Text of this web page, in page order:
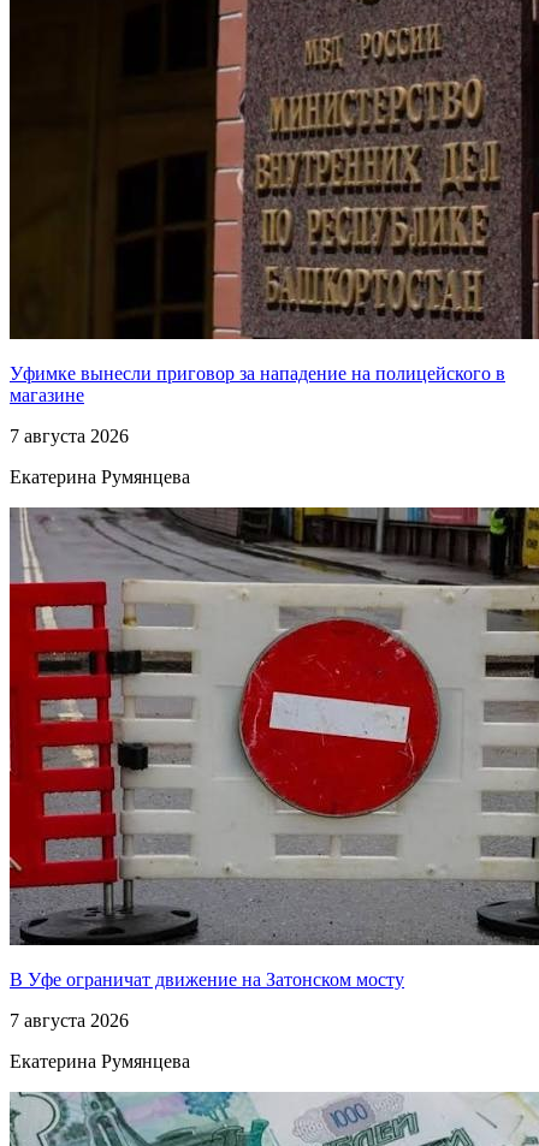
Уфимке вынесли приговор за нападение на полицейского в
магазине
7 августа 2026
Екатерина Румянцева
В Уфе ограничат движение на Затонском мосту
7 августа 2026
Екатерина Румянцева